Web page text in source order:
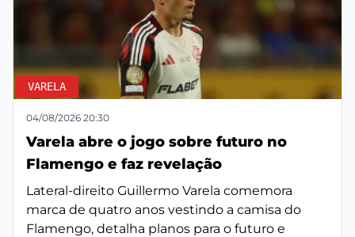
VARELA
04/08/2026 20:30
Varela abre o jogo sobre futuro no
Flamengo e faz revelação
Lateral-direito Guillermo Varela comemora
marca de quatro anos vestindo a camisa do
Flamengo, detalha planos para o futuro e